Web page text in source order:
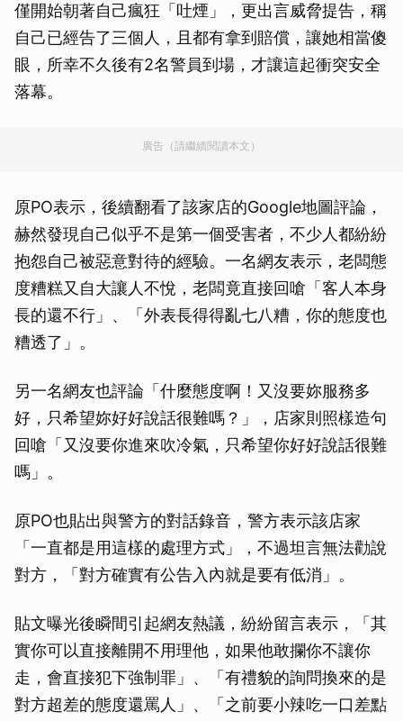
僅開始朝著自己瘋狂「吐煙」，更出言威脅提告，稱
自己已經告了三個人，且都有拿到賠償，讓她相當傻
眼，所幸不久後有2名警員到場，才讓這起衝突安全
落幕。
廣告（請繼續閱讀本文）
原PO表示，後續翻看了該家店的Google地圖評論，
赫然發現自己似乎不是第一個受害者，不少人都紛紛
抱怨自己被惡意對待的經驗。一名網友表示，老闆態
度糟糕又自大讓人不悅，老闆竟直接回嗆「客人本身
長的還不行」、「外表長得得亂七八糟，你的態度也
糟透了」。
另一名網友也評論「什麼態度啊！又沒要妳服務多
好，只希望妳好好說話很難嗎？」，店家則照樣造句
回嗆「又沒要你進來吹冷氣，只希望你好好說話很難
嗎」。
原PO也貼出與警方的對話錄音，警方表示該店家
「一直都是用這樣的處理方式」，不過坦言無法勸說
對方，「對方確實有公告入內就是要有低消」。
貼文曝光後瞬間引起網友熱議，紛紛留言表示，「其
實你可以直接離開不用理他，如果他敢攔你不讓你
走，會直接犯下強制罪」、「有禮貌的詢問換來的是
對方超差的態度還罵人」、「之前要小辣吃一口差點